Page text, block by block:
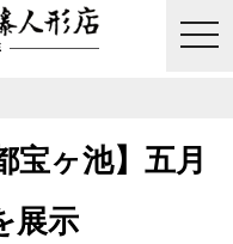
宝ヶ池】五月
展示